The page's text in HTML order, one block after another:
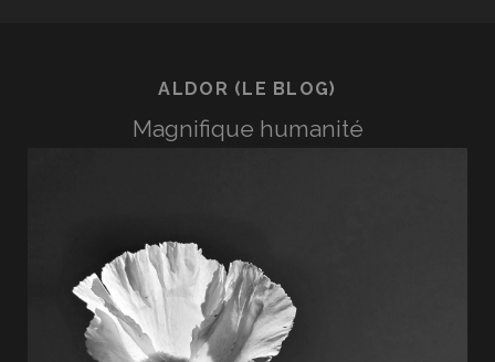
ALDOR (LE BLOG)
Magnifique humanité